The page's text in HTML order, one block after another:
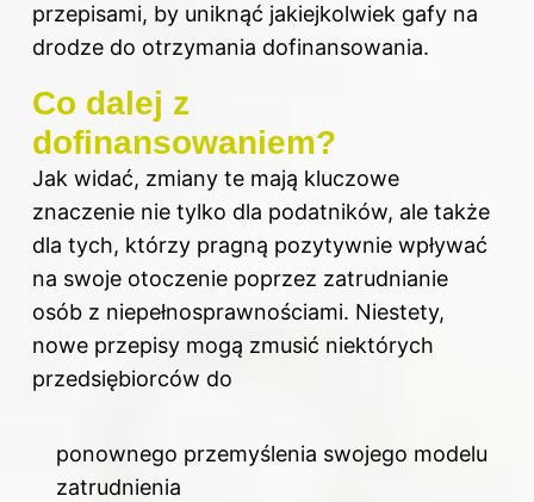
przepisami, by uniknąć jakiejkolwiek gafy na
drodze do otrzymania dofinansowania.
Co dalej z
dofinansowaniem?
Jak widać, zmiany te mają kluczowe
znaczenie nie tylko dla podatników, ale także
dla tych, którzy pragną pozytywnie wpływać
na swoje otoczenie poprzez zatrudnianie
osób z niepełnosprawnościami. Niestety,
nowe przepisy mogą zmusić niektórych
przedsiębiorców do
ponownego przemyślenia swojego modelu
zatrudnienia